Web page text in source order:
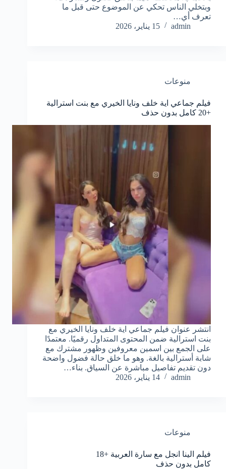
وبتخلي الناس تحكي عن الموضوع حتى قبل ما
تعرف أي…
admin
15 يناير، 2026
منوعات
فيلم جماعي اية خلف ونايا الخيري مع بنت استرالية
+20 كامل بدون حذف
انتشر عنوان فيلم جماعي اية خلف ونايا الخيري مع
بنت استرالية ضمن المحتوى المتداول رقميًا. معتمدًا
على الجمع بين اسمين معروفين وظهور مشترك مع
شابة أسترالية بالغة. وهو ما خلق حالة فضول واضحة
دون تقديم تفاصيل مباشرة عن السياق. بناء…
admin
14 يناير، 2026
منوعات
فيلم الينا انجل مع سارة العربية +18
كامل بدون حذف